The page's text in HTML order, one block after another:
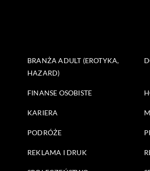
BRANŻA ADULT (EROTYKA,
HAZARD)
FINANSE OSOBISTE
KARIERA
PODRÓŻE
REKLAMA I DRUK